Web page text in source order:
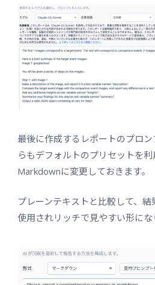
最後に作成するレポートのプロ
らもデフォルトのプリセットを
Markdownに変更しておきます。
プレーンテキストと比較して、
使用されリッチで見やすい形にな